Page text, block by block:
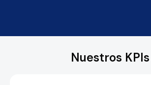
Nuestros KPIs